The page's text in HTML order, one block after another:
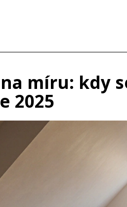
míru: kdy
2025